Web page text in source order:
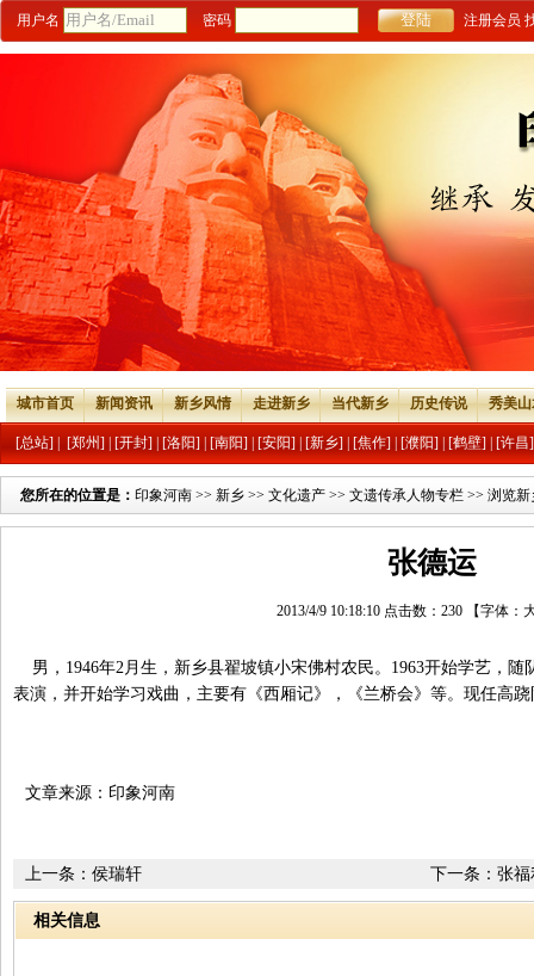
用户名 密码 注册会员
城市首页 新闻资讯 新乡风情 走进新乡 当代新乡 历史传说 秀美
[总站] [郑州] [开封] [洛阳] [南阳] [安阳] [新乡] [焦作] [濮阳] [鹤壁] [许昌]
您所在的位置是： 印象河南 >> 新乡 >> 文化遗产 >> 文遗传承人物专栏 >> 浏览新
张德运
2013/4/9 10:18:10 点击数：230 【字体：
男，1946年2月生，新乡县翟坡镇小宋佛村农民。1963开始学艺，随
表演，并开始学习戏曲，主要有《西厢记》，《兰桥会》等。现任高
文章来源：印象河南
下一条： 张福
上一条： 侯瑞轩
相关信息